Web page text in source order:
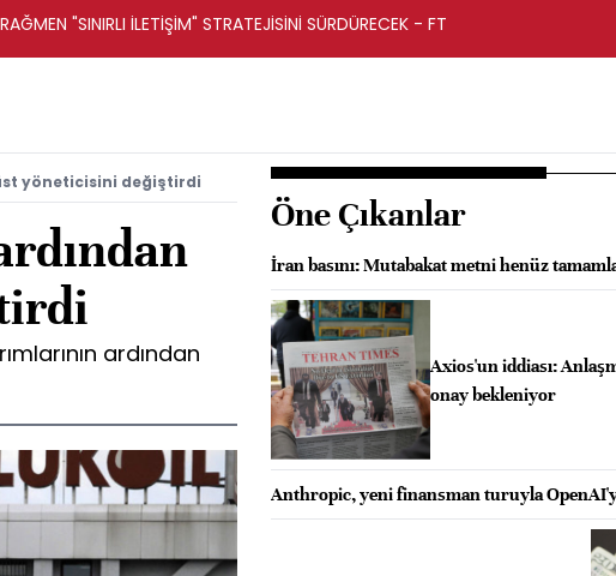
"SINIRLI İLETİŞİM" STRATEJİSİNİ SÜRDÜRECEK - FT
yöneticisini değiştirdi
ardından
Öne Çıkanlar
İran basını: Mutabakat metni henüz
Axios'un iddiası:
onay bekleniyor
Anthropic, yeni finansman turuyla